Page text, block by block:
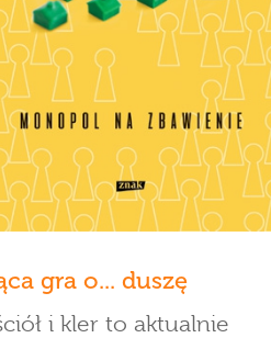
gra o... duszę
i kler to aktualnie